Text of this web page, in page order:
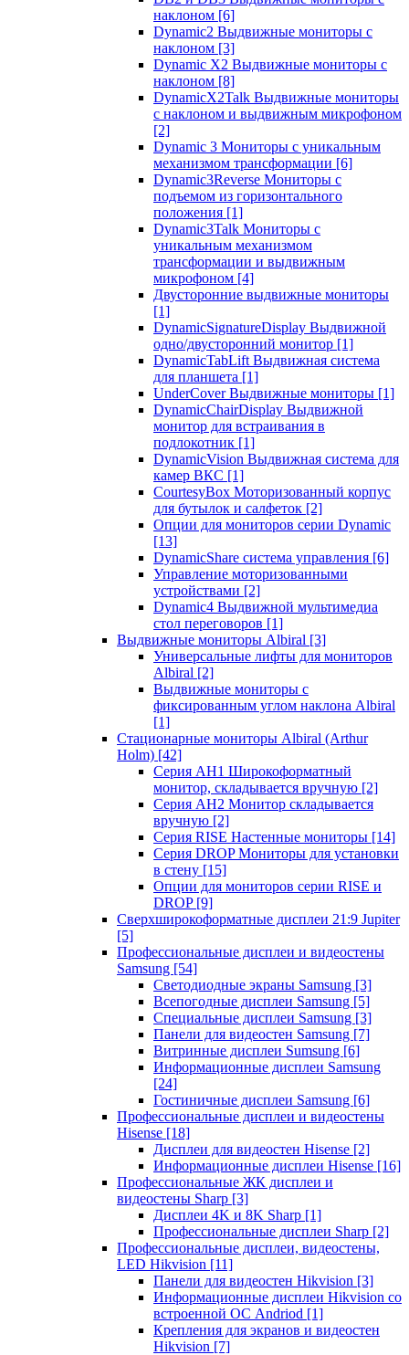
наклоном [6]
Dynamic2 Выдвижные мониторы с
наклоном [3]
Dynamic X2 Выдвижные мониторы с
наклоном [8]
DynamicX2Talk Выдвижные мониторы
с наклоном и выдвижным микрофоном
[2]
Dynamic 3 Мониторы с уникальным
механизмом трансформации [6]
Dynamic3Reverse Мониторы с
подъемом из горизонтального
положения [1]
Dynamic3Talk Мониторы с
уникальным механизмом
трансформации и выдвижным
микрофоном [4]
Двусторонние выдвижные мониторы
[1]
DynamicSignatureDisplay Выдвижной
одно/двусторонний монитор [1]
DynamicTabLift Выдвижная система
для планшета [1]
UnderCover Выдвижные мониторы [1]
DynamicChairDisplay Выдвижной
монитор для встраивания в
подлокотник [1]
DynamicVision Выдвижная система для
камер ВКС [1]
CourtesyBox Моторизованный корпус
для бутылок и салфеток [2]
Опции для мониторов серии Dynamic
[13]
DynamicShare система управления [6]
Управление моторизованными
устройствами [2]
Dynamic4 Выдвижной мультимедиа
стол переговоров [1]
Выдвижные мониторы Albiral [3]
Универсальные лифты для мониторов
Albiral [2]
Выдвижные мониторы с
фиксированным углом наклона Albiral
[1]
Стационарные мониторы Albiral (Arthur
Holm) [42]
Серия AH1 Широкоформатный
монитор, складывается вручную [2]
Серия AH2 Монитор складывается
вручную [2]
Серия RISE Настенные мониторы [14]
Серия DROP Мониторы для установки
в стену [15]
Опции для мониторов серии RISE и
DROP [9]
Сверхширокоформатные дисплеи 21:9 Jupiter
[5]
Профессиональные дисплеи и видеостены
Samsung [54]
Светодиодные экраны Samsung [3]
Всепогодные дисплеи Samsung [5]
Специальные дисплеи Samsung [3]
Панели для видеостен Samsung [7]
Витринные дисплеи Sumsung [6]
Информационные дисплеи Samsung
[24]
Гостиничные дисплеи Samsung [6]
Профессиональные дисплеи и видеостены
Hisense [18]
Дисплеи для видеостен Hisense [2]
Информационные дисплеи Hisense [16]
Профессиональные ЖК дисплеи и
видеостены Sharp [3]
Дисплеи 4K и 8K Sharp [1]
Профессиональные дисплеи Sharp [2]
Профессиональные дисплеи, видеостены,
LED Hikvision [11]
Панели для видеостен Hikvision [3]
Информационные дисплеи Hikvision со
встроенной ОС Andriod [1]
Крепления для экранов и видеостен
Hikvision [7]